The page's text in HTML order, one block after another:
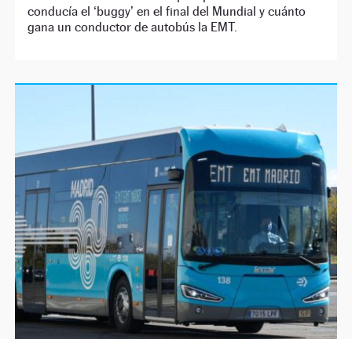
conducía el ‘buggy’ en el final del Mundial y cuánto
gana un conductor de autobús la EMT.